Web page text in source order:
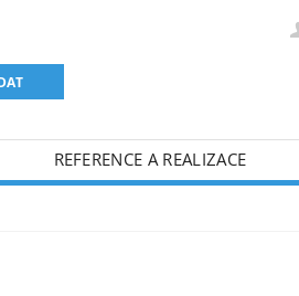
REFERENCE A REALIZACE